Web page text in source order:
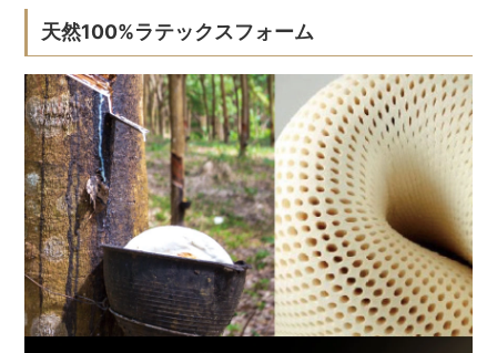
天然100%ラテックスフォーム